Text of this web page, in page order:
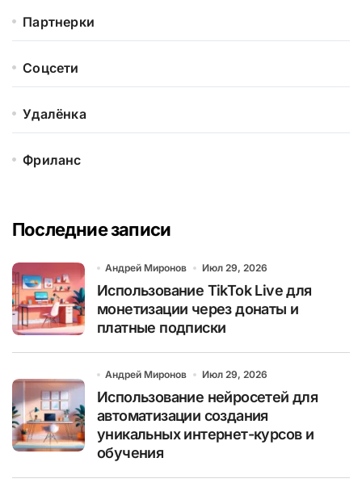
Партнерки
Соцсети
Удалёнка
Фриланс
Последние записи
Андрей Миронов Июл 29, 2026
Использование TikTok Live для
монетизации через донаты и
платные подписки
Андрей Миронов Июл 29, 2026
Использование нейросетей для
автоматизации создания
уникальных интернет-курсов и
обучения